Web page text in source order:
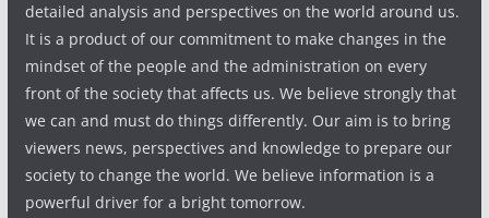
detailed analysis and perspectives on the world around us.
It is a product of our commitment to make changes in the
mindset of the people and the administration on every
front of the society that affects us. We believe strongly that
we can and must do things differently. Our aim is to bring
viewers news, perspectives and knowledge to prepare our
society to change the world. We believe information is a
powerful driver for a bright tomorrow.